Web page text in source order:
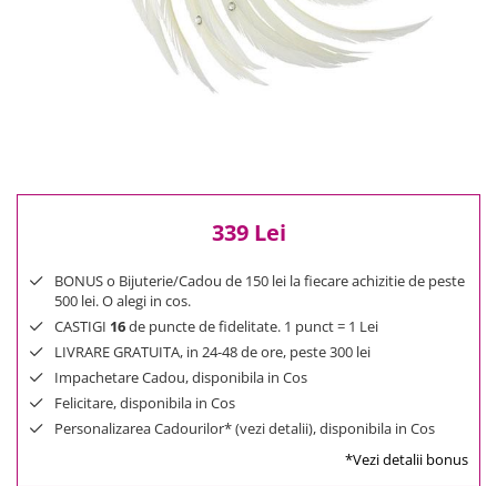
Cele mai votate
300 Lei - 500 Lei
339 Lei
BONUS o Bijuterie/Cadou de 150 lei la fiecare achizitie de peste
500 lei. O alegi in cos.
CASTIGI 16de puncte de fidelitate. 1 punct = 1 Lei
LIVRARE GRATUITA, in 24-48 de ore, peste 300 lei
Impachetare Cadou, disponibila in Cos
Felicitare, disponibila in Cos
Personalizarea Cadourilor* (vezi detalii), disponibila in Cos
*Vezi detalii bonus